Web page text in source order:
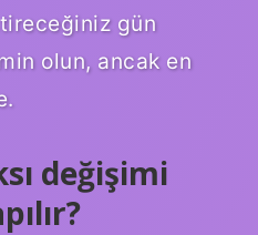
gün
olun, ancak en
değişimi